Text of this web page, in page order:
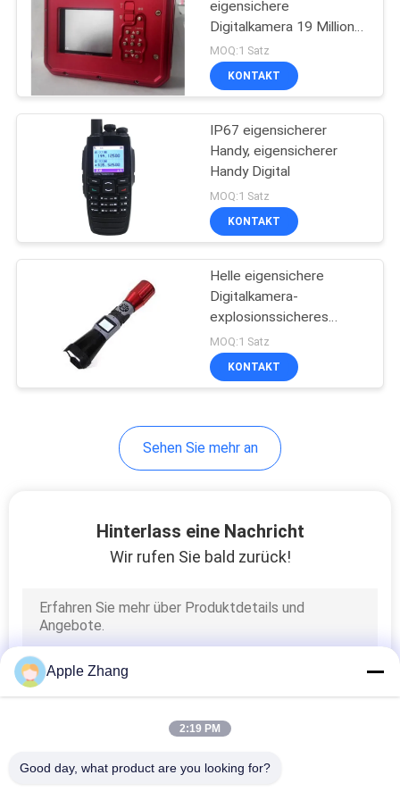
Eod-Ausrüstung
Eigensicheres
Instrument
49
tragbarer
Durch Wand-Radar
eigensichere
Digitalkamera 19 Million
Pixel
MOQ:1 Satz
KONTAKT
IP67 eigensicherer
Handy, eigensicherer
Handy Digital
MOQ:1 Satz
KONTAKT
Helle eigensichere
Digitalkamera-
explosionssicheres
Digital-Video
MOQ:1 Satz
KONTAKT
Sehen Sie mehr an
Hinterlass eine Nachricht
Wir rufen Sie bald zurück!
Apple Zhang
2:19 PM
Good day, what product are you looking for?